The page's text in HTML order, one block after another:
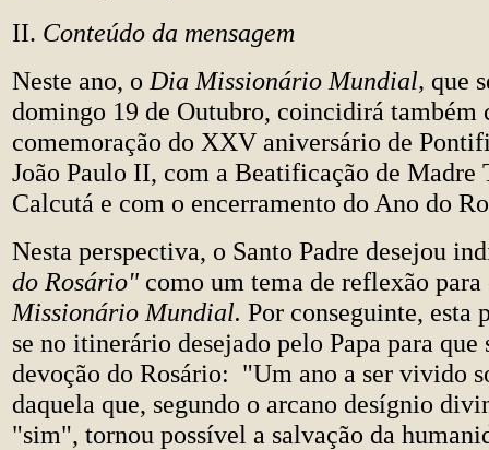
II. Conteúdo da mensagem
Neste ano, o Dia Missionário Mundial, que
domingo 19 de Outubro, coincidirá também
comemoração do XXV aniversário de
João Paulo II, com a Beatificação de Madre
Calcutá e com o encerramento do Ano do
Nesta perspectiva, o Santo Padre desejou
do Rosário" como um tema de reflexão
Missionário Mundial. Por conseguinte, esta
se no itinerário desejado pelo Papa para que
devoção do Rosário: "Um ano a ser vivido
daquela que, segundo o arcano desígnio
"sim", tornou possível a salvação da